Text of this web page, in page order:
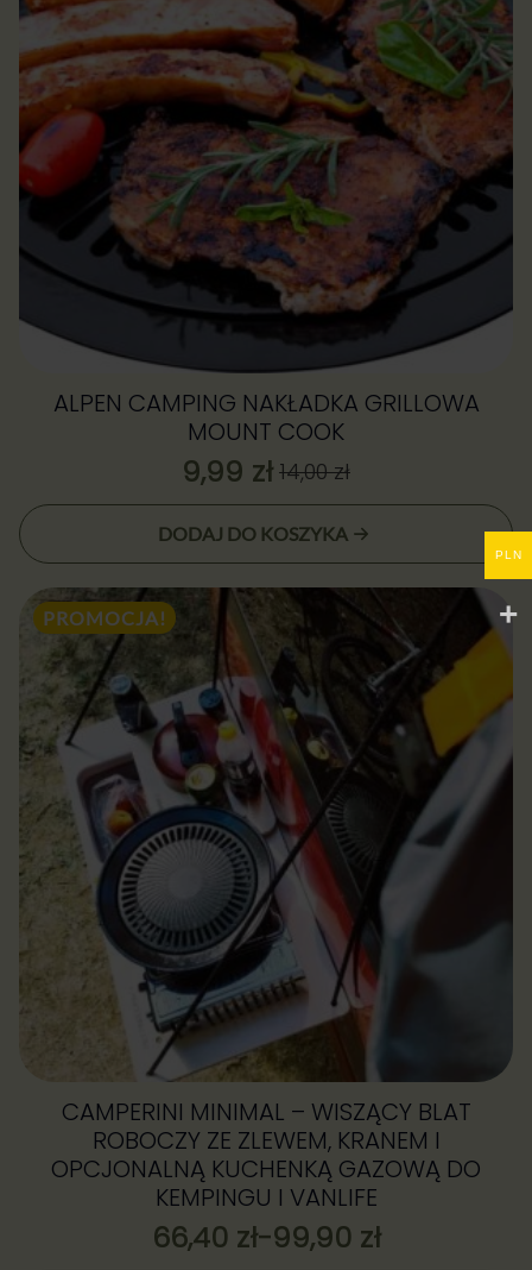
ALPEN CAMPING NAKŁADKA GRILLOWA
MOUNT COOK
14,00zł
Pierwotna
cena
wynosiła:
14,00 zł.
9,99 złAktualna
cena:
9,99 zł.
DODAJ DO KOSZYKA
PROMOCJA!
CAMPERINI MINIMAL – WISZĄCY BLAT
ROBOCZY ZE ZLEWEM, KRANEM I
OPCJONALNĄ KUCHENKĄ GAZOWĄ DO
KEMPINGU I VANLIFE
66,40 zł-99,90 zł
Zakres
PLN